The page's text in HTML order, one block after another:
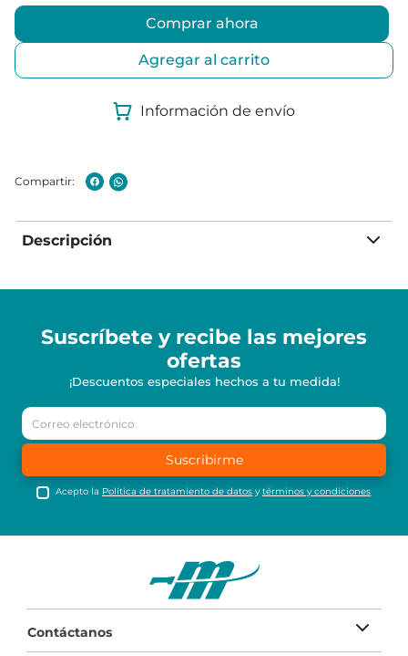
Comprar ahora
Agregar al carrito
Información de envío
Descripción
Suscríbete y recibe las mejores
ofertas
¡Descuentos especiales hechos a tu medida!
Suscribirme
Acepto la Política de tratamiento de datos ytérminos y condiciones
Contáctanos